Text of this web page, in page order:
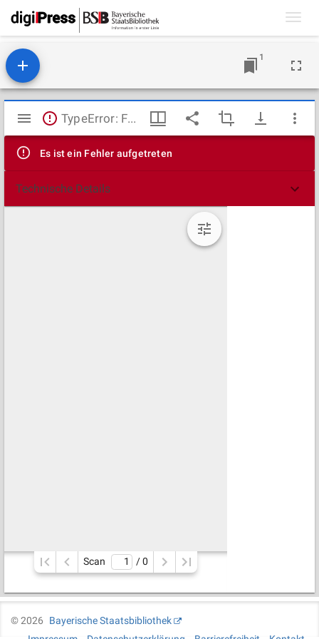
1
Mirador
Viewer
TypeError: Failed to fetch
Es ist ein Fehler aufgetreten
Technische Details
Scan / 0
©2026
Bayerische Staatsbibliothek